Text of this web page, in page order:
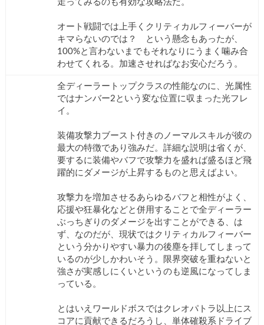
走ってみるのも有効な攻略法だ。
オート戦闘では上手くクリティカルフィーバーが
キマらないのでは？ という懸念もあったが、
100%と言わないまでもそれなりにうまく噛み合
わせてくれる。加速させればなお安心だろう。
全ディーラートップクラスの性能なのに、光属性
ではナンバー2という変な位置に収まった光フレ
イ。
装備攻撃力ブースト付きのノーマルスキルが彼の
最大の特徴であり強みだ。詳細な説明は省くが、
要するに装備やバフで攻撃力を盛れば盛るほど飛
躍的にダメージが上昇するものと思えばよい。
攻撃力を増加させるあらゆるバフと相性がよく、
応援や狂暴化などと併用することで全ディーラー
ぶっちぎりのダメージを出すことができる、は
ず、なのだが、現状ではクリティカルフィーバー
という分かりやすい暴力の後塵を拝してしまって
いるのが少しかわいそう。限界突破を重ねないと
強さが実感しにくいというのも逆風になってしま
っている。
とはいえワールドボスではクレオパトラ以上にス
コアに貢献できるだろうし、単体確殺系ドライブ